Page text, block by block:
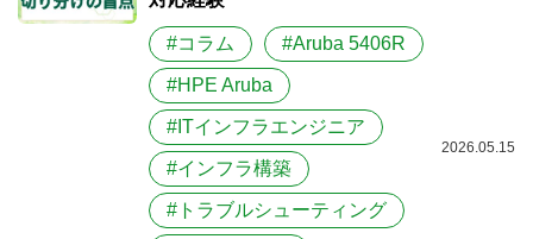
#コラム #Aruba 5406R
#HPE Aruba
#ITインフラエンジニア
#インフラ構築
#トラブルシューティング
2026.05.15